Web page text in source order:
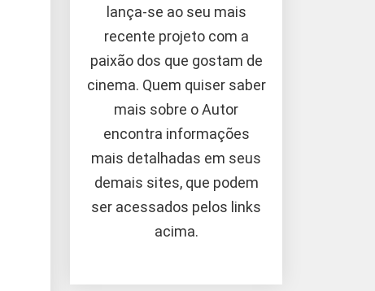
lança-se ao seu mais
recente projeto com a
paixão dos que gostam de
cinema. Quem quiser saber
mais sobre o Autor
encontra informações
mais detalhadas em seus
demais sites, que podem
ser acessados pelos links
acima.